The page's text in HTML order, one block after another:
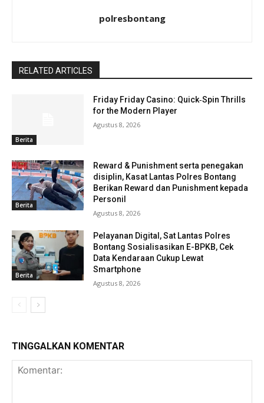
polresbontang
RELATED ARTICLES
Berita
Friday Friday Casino: Quick‑Spin Thrills
for the Modern Player
Agustus 8, 2026
Berita
Reward & Punishment serta penegakan
disiplin, Kasat Lantas Polres Bontang
Berikan Reward dan Punishment kepada
Personil
Agustus 8, 2026
Berita
Pelayanan Digital, Sat Lantas Polres
Bontang Sosialisasikan E-BPKB, Cek
Data Kendaraan Cukup Lewat
Smartphone
Agustus 8, 2026
TINGGALKAN KOMENTAR